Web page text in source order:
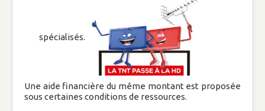
Rallye des familles
Conférences et Expositions
spécialisés.
Une aide financière du même montant est proposée
sous certaines conditions de ressources.